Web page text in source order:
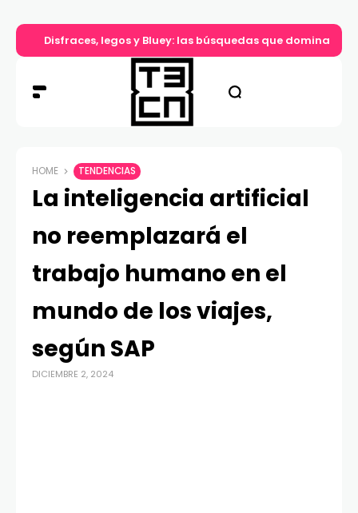
Disfraces, legos y Bluey: las búsquedas que dominan el
HOME TENDENCIAS
La inteligencia artificial
no reemplazará el
trabajo humano en el
mundo de los viajes,
según SAP
DICIEMBRE 2, 2024